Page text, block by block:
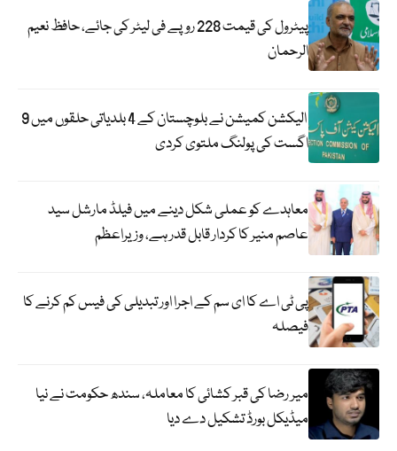
پیٹرول کی قیمت 228 روپے فی لیٹر کی جائے، حافظ نعیم
الرحمان
الیکشن کمیشن نے بلوچستان کے 4 بلدیاتی حلقوں میں 9
اگست کی پولنگ ملتوی کردی
معاہدے کو عملی شکل دینے میں فیلڈ مارشل سید
عاصم منیر کا کردار قابل قدر ہے، وزیراعظم
پی ٹی اے کا ای سم کے اجرا اور تبدیلی کی فیس کم کرنے کا
فیصلہ
میر رضا کی قبر کشائی کا معاملہ، سندھ حکومت نے نیا
میڈیکل بورڈ تشکیل دے دیا